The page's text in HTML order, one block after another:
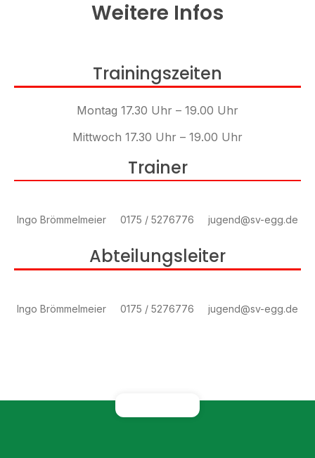
Weitere Infos
Trainingszeiten
Montag 17.30 Uhr – 19.00 Uhr
Mittwoch 17.30 Uhr – 19.00 Uhr
Trainer
Ingo Brömmelmeier 0175 / 5276776 jugend@sv-egg.de
Abteilungsleiter
Ingo Brömmelmeier 0175 / 5276776 jugend@sv-egg.de